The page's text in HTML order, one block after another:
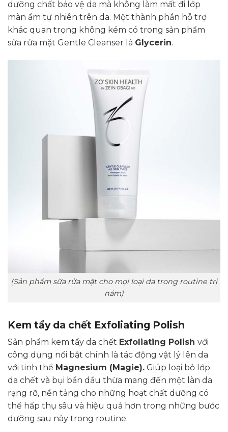
dưỡng chất bảo vệ da mà không làm mất đi lớp
màn ẩm tự nhiên trên da. Một thành phần hỗ trợ
khác quan trọng không kém có trong sản phẩm
sữa rửa mặt Gentle Cleanser là Glycerin.
(Sản phẩm sữa rửa mặt cho mọi loại da trong routine trị
nám)
Kem tẩy da chết Exfoliating Polish
Sản phẩm kem tẩy da chết Exfoliating Polish với
công dụng nổi bật chính là tác động vật lý lên da
với tinh thể Magnesium (Magie). Giúp loại bỏ lớp
da chết và bụi bẩn dầu thừa mang đến một làn da
rạng rỡ, nền tảng cho những hoạt chất dưỡng có
thể hấp thụ sâu và hiệu quả hơn trong những bước
dưỡng sau này trong routine.